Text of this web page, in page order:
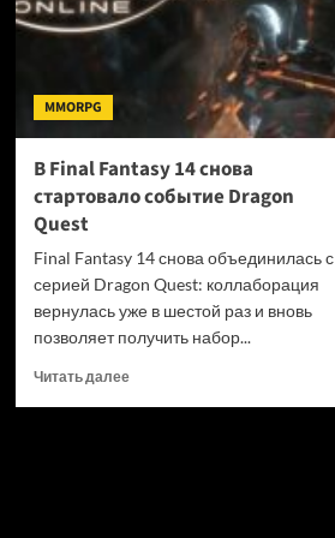
MMORPG
В Final Fantasy 14 снова
стартовало событие Dragon
Quest
Final Fantasy 14 снова объединилась с
серией Dragon Quest: коллаборация
вернулась уже в шестой раз и вновь
позволяет получить набор...
Читать далееПрочитать